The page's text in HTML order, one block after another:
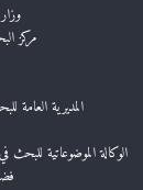
مركز
المديرية العامة
الوكالة الموضوعاتية للبحث